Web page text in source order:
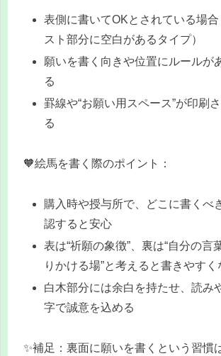
表側に書いてOKとされている場
スト部分に空白があるタイプ）
願いを書く向きや位置にルールが
る
罫線や“お願い用スペース”が印刷
る
🧡絵馬を書く際のポイント：
購入時や授与所で、どこに書くべ
認すると安心
表は“祈願の象徴”、裏は“自分の言
りかける場”と考えると書きやすく
白木部分には余白を持たせ、読み
字で誠意を込める
✨補足：裏面に願いを書くという習慣